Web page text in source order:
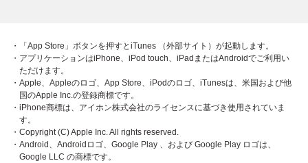
・「App Store」ボタンを押すとiTunes （外部サイト）が起動します。
・アプリケーションはiPhone、iPod touch、iPadまたはAndroidでご利用い
ただけます。
・Apple、Appleのロゴ、App Store、iPodのロゴ、iTunesは、米国および他
国のApple Inc.の登録商標です。
・iPhone商標は、アイホン株式会社のライセンスに基づき使用されていま
す。
・Copyright (C) Apple Inc. All rights reserved.
・Android、Androidロゴ、Google Play 、および Google Play ロゴは、
Google LLC の商標です。